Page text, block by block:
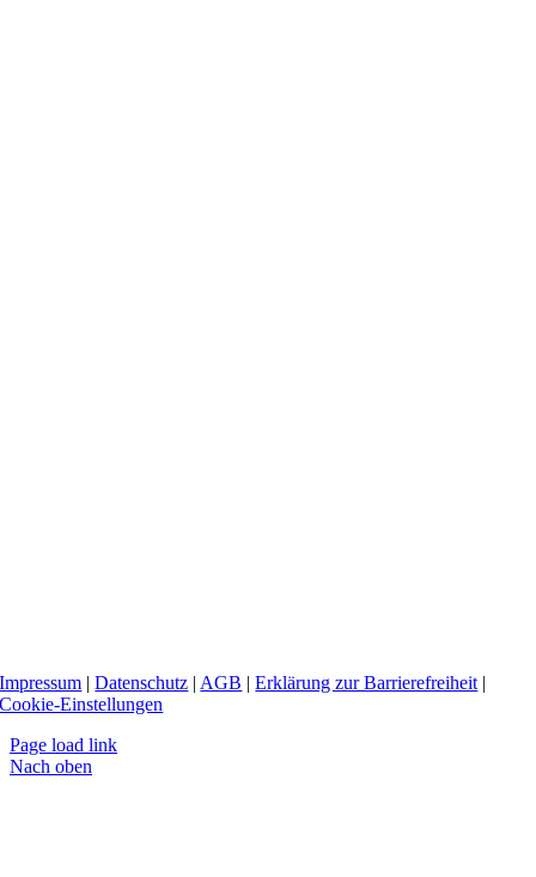
Impressum |Datenschutz | AGB |Erklärung zur Barrierefreiheit |
Cookie-Einstellungen
Page load link
Nach oben